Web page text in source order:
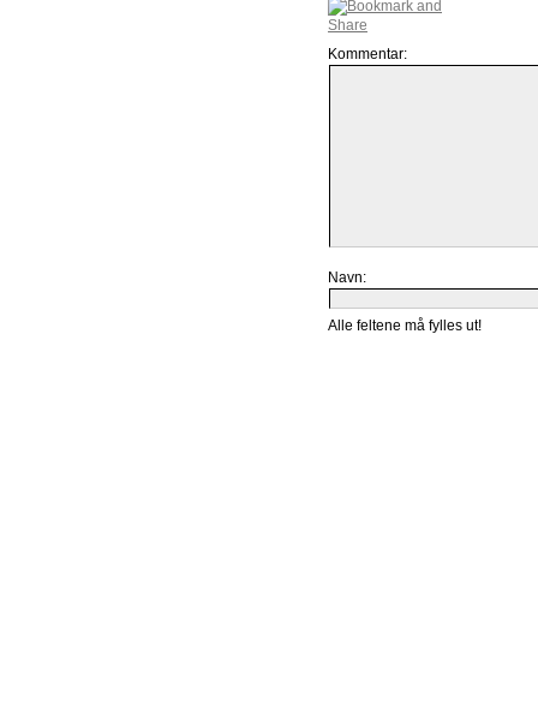
Kommentar:
Navn:
Alle feltene må fylles ut!